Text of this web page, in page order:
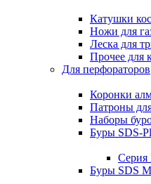
Катушки
Ножи для
Леска для
Прочее для
Для перфораторов
Коронки
Патроны
Наборы
Буры SDS-
Серия
Буры SDS